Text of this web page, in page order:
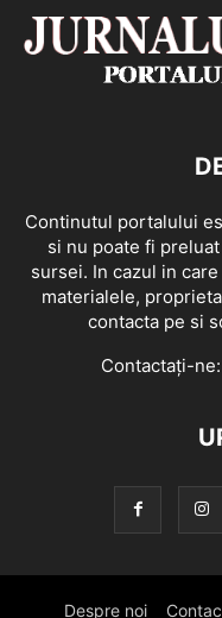
Continutul portalului
si nu poate fi
sursei. In cazul in
materialele,
contacta pe si
Contactați-ne:
Despre noi